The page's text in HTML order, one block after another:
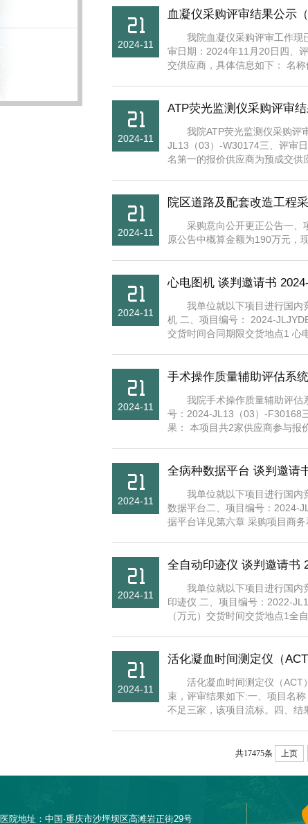
21
2024-11
血凝仪采购评审结果公示
我院血凝仪采购评审工作
审日期：2024年11月20日四、
交供应商，具体信息如下： 名
21
2024-11
ATP荧光监测仪采购评审
我院ATP荧光监测仪采购评
JL13（03）-W30174三、评审
名第一的报价供应商为预成交供
21
2024-11
院区道路及配套改造工程
采购意向公开更正公告一
原公告中概算金额为190万元，
21
2024-11
心电图机 谈判邀请书
我单位就以下项目进行国内
机 二、项目编号： 2024-
交货时间合同期限交货地点1 心
21
2024-11
手术操作质量辅助评估系
我院手术操作质量辅助评估
号：2024-JL13（03）-F30168
果： 本项目共2家供应商参与报
21
2024-11
全病种数据平台 谈判邀请
我单位就以下项目进行国内
数据平台二、项目编号：2024-
据平台详见第六章 采购项目商
21
2024-11
全自动印迹仪 谈判邀请书
我单位就以下项目进行国内
印迹仪 二、项目编号：2022-
（万元）交货时间交货地点1全
21
2024-11
活化凝血时间测定仪（
活化凝血时间测定仪（ACT
束，评审结果如下:一、项目名
不足三家，该项目流标。四、
共17475条 上页
医院地址：中国·重庆市沙坪坝区高滩岩正街29号